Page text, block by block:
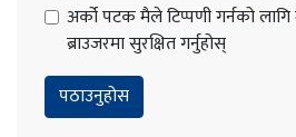
अर्को पटक मैले टिप्पणी गर्नको
ब्राउजरमा सुरक्षित गर्नुहोस्